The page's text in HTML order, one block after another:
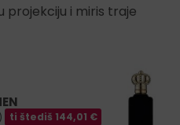
projekciju i miris traje
ti štediš 144,01 €